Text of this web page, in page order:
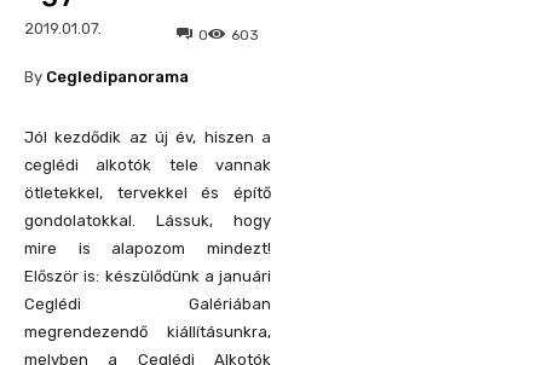
2019.01.07. 603
0
By Cegledipanorama
Jól kezdődik az új év, hiszen a
ceglédi alkotók tele vannak
ötletekkel, tervekkel és építő
gondolatokkal. Lássuk, hogy
mire is alapozom mindezt!
Először is: készülődünk a januári
Ceglédi Galériában
megrendezendő kiállításunkra,
melyben a Ceglédi Alkotók